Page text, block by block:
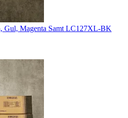
Gul, Magenta Samt LC127XL-BK